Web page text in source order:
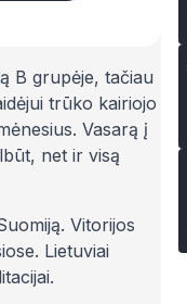
B grupėje, tačiau
trūko kairiojo
Vasarą į
net ir visą
Vitorijos
Lietuviai